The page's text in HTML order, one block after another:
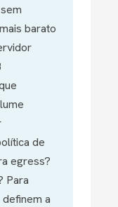
barato
de
egress?
Para
a